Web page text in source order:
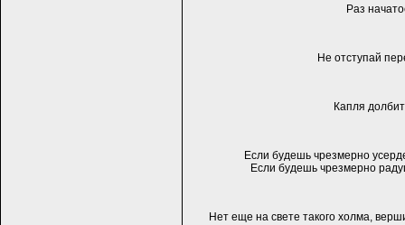
Раз
Не отступай
Капля
Если будешь чрезмерно
Если будешь чрезмерно
Нет еще на свете такого холма,